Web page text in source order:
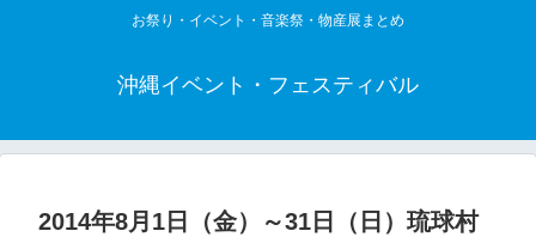
お祭り・イベント・音楽祭・物産展まとめ
沖縄イベント・フェスティバル
2014年8月1日（金）～31日（日）琉球村